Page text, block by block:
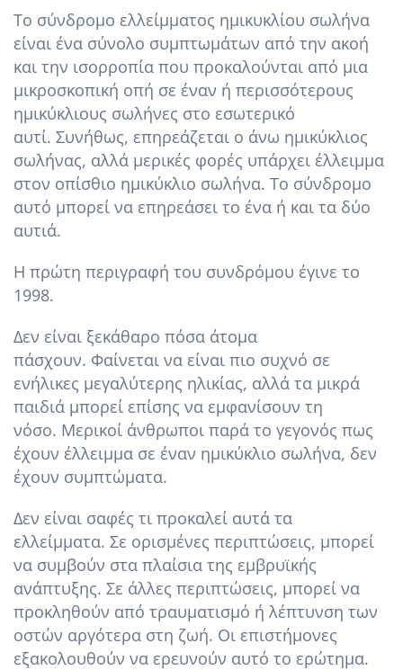
Το σύνδρομο ελλείμματος ημικυκλίου σωλήνα
είναι ένα σύνολο συμπτωμάτων από την ακοή
και την ισορροπία που προκαλούνται από μια
μικροσκοπική οπή σε έναν ή περισσότερους
ημικύκλιους σωλήνες στο εσωτερικό
αυτί. Συνήθως, επηρεάζεται ο άνω ημικύκλιος
σωλήνας, αλλά μερικές φορές υπάρχει έλλειμμα
στον οπίσθιο ημικύκλιο σωλήνα. Το σύνδρομο
αυτό μπορεί να επηρεάσει το ένα ή και τα δύο
αυτιά.
Η πρώτη περιγραφή του συνδρόμου έγινε το
1998.
Δεν είναι ξεκάθαρο πόσα άτομα
πάσχουν. Φαίνεται να είναι πιο συχνό σε
ενήλικες μεγαλύτερης ηλικίας, αλλά τα μικρά
παιδιά μπορεί επίσης να εμφανίσουν τη
νόσο. Μερικοί άνθρωποι παρά το γεγονός πως
έχουν έλλειμμα σε έναν ημικύκλιο σωλήνα, δεν
έχουν συμπτώματα.
Δεν είναι σαφές τι προκαλεί αυτά τα
ελλείμματα. Σε ορισμένες περιπτώσεις, μπορεί
να συμβούν στα πλαίσια της εμβρυϊκής
ανάπτυξης. Σε άλλες περιπτώσεις, μπορεί να
προκληθούν από τραυματισμό ή λέπτυνση των
οστών αργότερα στη ζωή. Οι επιστήμονες
εξακολουθούν να ερευνούν αυτό το ερώτημα.